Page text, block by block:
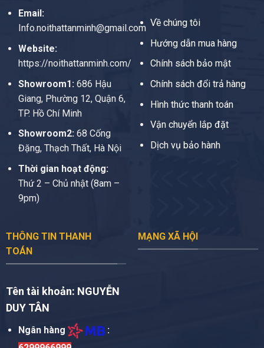
Email:
Info.noithattanminh@gmail.com
Website:
https://noithattanminh.com/
Showroom1: 686 Hậu
Giang, Phường 12, Quận 6,
TP. Hồ Chí Minh
Showroom2:68 Cống
Đặng, Thạch Thất, Hà Nội
Thời gian hoạt động:
Thứ 2 – Chủ nhật (8am –
9pm)
Về chúng tôi
Hướng dẫn mua hàng
Chính sách bảo mật
Chính sách đổi trả hàng
Hình thức thanh toán
Vận chuyển lắp đặt
Dịch vụ bảo hành
THÔNG TIN THANH
TOÁN
Tên tài khoản: NGUYỄN
DUY TÂN
Ngân hàng
:
MẠNG XÃ HỘI